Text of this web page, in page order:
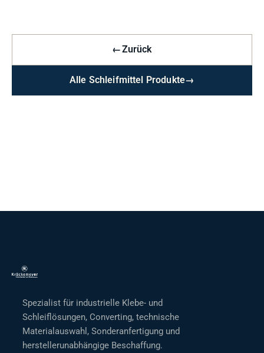
←Zurück
Alle Schleifmittel Produkte→
Spezialist für industrielle Klebe- und
Schleiflösungen, Converting, technische
Materialauswahl, Sonderanfertigung und
herstellerunabhängige Beschaffung.